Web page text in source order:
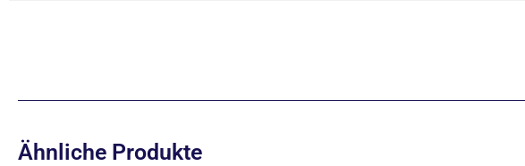
Ähnliche Produkte